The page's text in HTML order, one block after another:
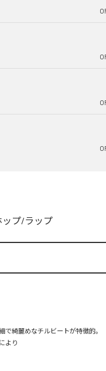
ップ/ラップ
綺麗めなチルビートが特徴的。
より